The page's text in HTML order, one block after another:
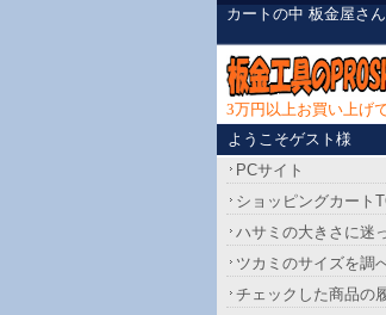
カートの中 板金屋さ
3万円以上お買い上げ
ようこそゲスト様
PCサイト
ショッピングカート
ハサミの大きさに迷
ツカミのサイズを調
チェックした商品の